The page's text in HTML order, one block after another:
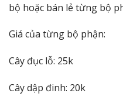
bộ hoặc bán lẻ từng bộ
Giá của từng bộ phận:
Cây đục lỗ: 25k
Cây dập đinh: 20k